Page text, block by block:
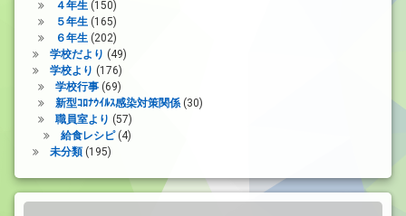
４年生(150)
５年生(165)
６年生(202)
学校だより (49)
学校より (176)
学校行事(69)
新型ｺﾛﾅｳｲﾙｽ感染対策関係(30)
職員室より (57)
給食レシピ(4)
未分類(195)